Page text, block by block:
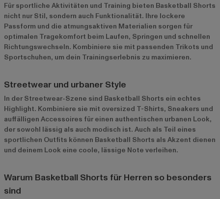
Für sportliche Aktivitäten und Training bieten Basketball Shorts
nicht nur Stil, sondern auch Funktionalität. Ihre lockere
Passform und die atmungsaktiven Materialien sorgen für
optimalen Tragekomfort beim Laufen, Springen und schnellen
Richtungswechseln. Kombiniere sie mit passenden Trikots und
Sportschuhen, um dein Trainingserlebnis zu maximieren.
Streetwear und urbaner Style
In der Streetwear-Szene sind Basketball Shorts ein echtes
Highlight. Kombiniere sie mit oversized T-Shirts, Sneakers und
auffälligen Accessoires für einen authentischen urbanen Look,
der sowohl lässig als auch modisch ist. Auch als Teil eines
sportlichen Outfits können Basketball Shorts als Akzent dienen
und deinem Look eine coole, lässige Note verleihen.
Warum Basketball Shorts für Herren so besonders
sind